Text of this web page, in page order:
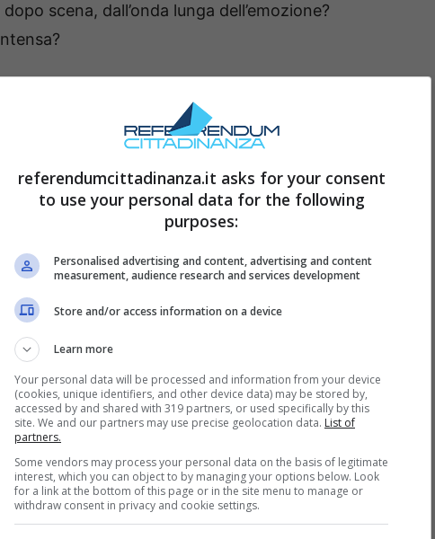
scena, dall’onda lunga dell’emozione?
donna, Sarp si dispera:
de La forza di una donna: secondo gli spoiler
Doruk sia deceduto. Una convinzione
e lo lascia
vicenda: l’idea di una perdita insopportabile,
ogni certezza.
referendumcittadinanza.it asks for your consent
to use your personal data for the following
purposes:
Personalised advertising and content, advertising and content
measurement, audience research and services development
Store and/or access information on a device
Learn more
Your personal data will be processed and information from your device
(cookies, unique identifiers, and other device data) may be stored by,
accessed by and shared with 319 partners, or used specifically by this
site. We and our partners may use precise geolocation data. List of
partners.
Some vendors may process your personal data on the basis of legitimate
interest, which you can object to by managing your options below. Look
for a link at the bottom of this page or in the site menu to manage or
withdraw consent in privacy and cookie settings.